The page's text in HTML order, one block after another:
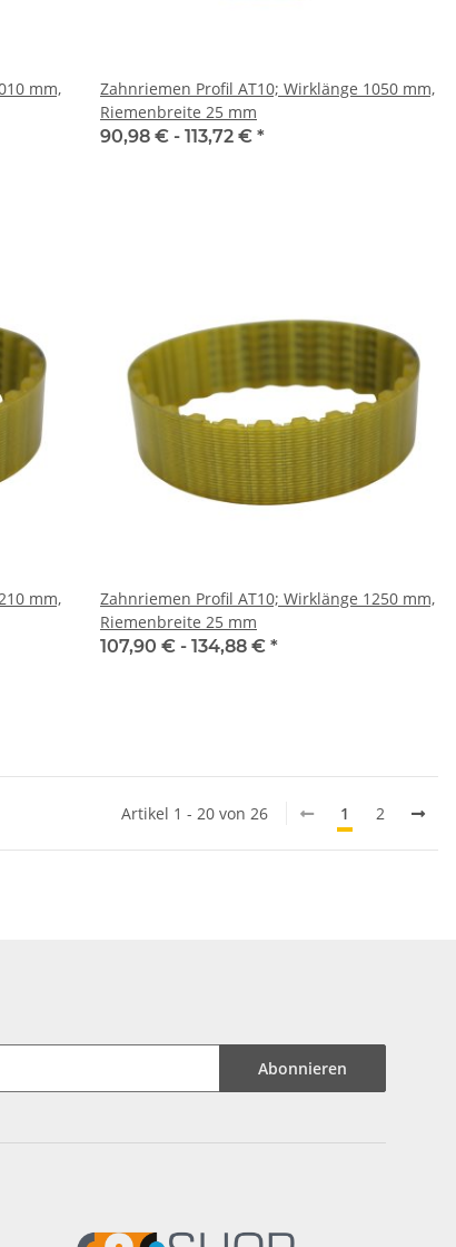
mm,
Zahnriemen Profil AT10; Wirklänge 1050 mm,
Riemenbreite 25 mm
90,98 € - 113,72 € *
mm,
Zahnriemen Profil AT10; Wirklänge 1250 mm,
Riemenbreite 25 mm
107,90 € - 134,88 € *
Artikel 1 - 20 von 26 1 2
Abonnieren